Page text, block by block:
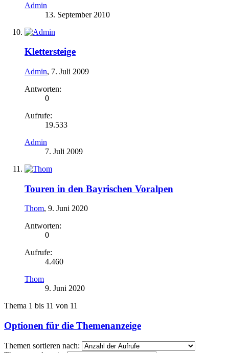
Admin
13. September 2010
Klettersteige
Admin, 7. Juli 2009
Antworten:
0
Aufrufe:
19.533
Admin
7. Juli 2009
Touren in den Bayrischen Voralpen
Thom, 9. Juni 2020
Antworten:
0
Aufrufe:
4.460
Thom
9. Juni 2020
Thema 1 bis 11 von 11
Optionen für die Themenanzeige
Themen sortieren nach: